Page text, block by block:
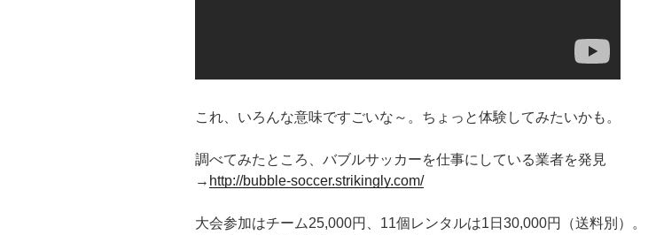
これ、いろんな意味ですごいな～。ちょっと体験してみたいかも。
調べてみたところ、バブルサッカーを仕事にしている業者を発見
→ http://bubble-soccer.strikingly.com/
大会参加はチーム25,000円、11個レンタルは1日30,000円（送料別）。